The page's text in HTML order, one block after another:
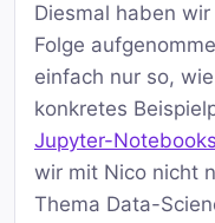
Diesmal haben
Folge
einfach nur so,
konkretes
Jupyter-Notebooks
wir mit Nico nicht
Thema Data-